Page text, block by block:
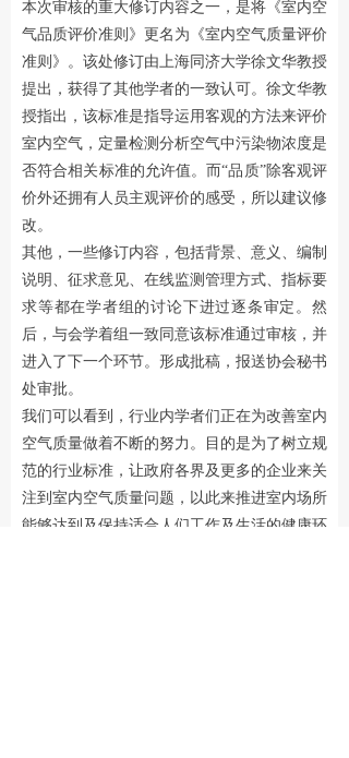
넸 媒体聚焦
넸公司动态
了解我们
넸公司介绍
넸 荣誉资质
넸认证奖项
넸发展历程
业务发展
ꁇ 传感技术
ꁇ 大气监测
ꁇ 空气监测
本次审核的重大修订内容之一，是将《室内空
气品质评价准则》更名为《室内空气质量评价
准则》。该处修订由上海同济大学徐文华教授
提出，获得了其他学者的一致认可。徐文华教
授指出，该标准是指导运用客观的方法来评价
室内空气，定量检测分析空气中污染物浓度是
否符合相关标准的允许值。而“品质”除客观评
价外还拥有人员主观评价的感受，所以建议修
改。
其他，一些修订内容，包括背景、意义、编制
说明、征求意见、在线监测管理方式、指标要
求等都在学者组的讨论下进过逐条审定。然
后，与会学着组一致同意该标准通过审核，并
进入了下一个环节。形成批稿，报送协会秘书
处审批。
我们可以看到，行业内学者们正在为改善室内
空气质量做着不断的努力。目的是为了树立规
范的行业标准，让政府各界及更多的企业来关
注到室内空气质量问题，以此来推进室内场所
能够达到及保持适合人们工作及生活的健康环